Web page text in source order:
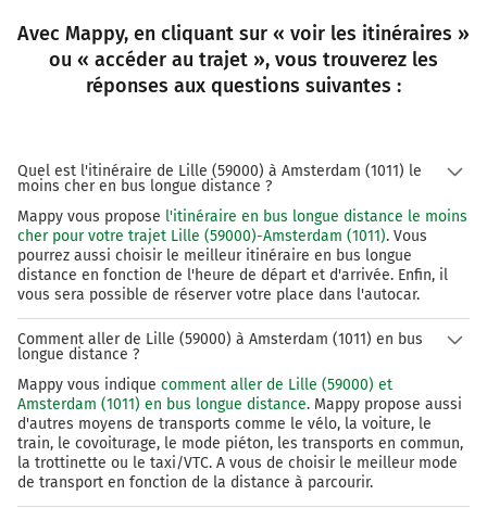
Avec Mappy, en cliquant sur « voir les itinéraires »
ou « accéder au trajet », vous trouverez les
réponses aux questions suivantes :
Quel est l'itinéraire de Lille (59000) à Amsterdam (1011) le
moins cher en bus longue distance ?
Mappy vous propose l'itinéraire en bus longue distance le moins
cher pour votre trajet Lille (59000)-Amsterdam (1011). Vous
pourrez aussi choisir le meilleur itinéraire en bus longue
distance en fonction de l'heure de départ et d'arrivée. Enfin, il
vous sera possible de réserver votre place dans l'autocar.
Comment aller de Lille (59000) à Amsterdam (1011) en bus
longue distance ?
Mappy vous indique comment aller de Lille (59000) et
Amsterdam (1011) en bus longue distance. Mappy propose aussi
d'autres moyens de transports comme le vélo, la voiture, le
train, le covoiturage, le mode piéton, les transports en commun,
la trottinette ou le taxi/VTC. A vous de choisir le meilleur mode
de transport en fonction de la distance à parcourir.